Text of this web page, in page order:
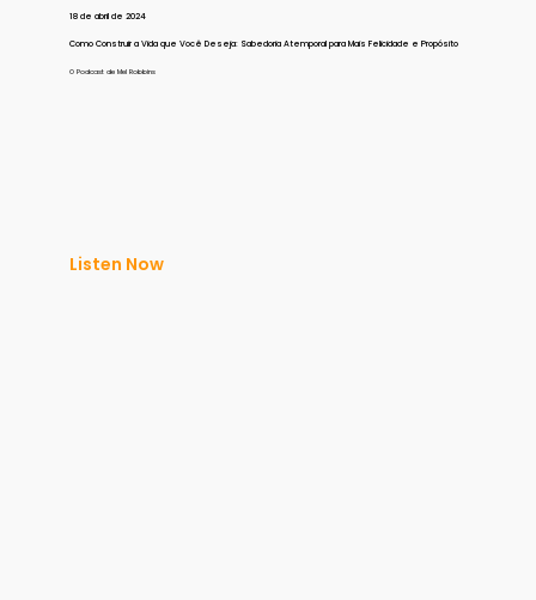
18 de abril de 2024
Como Construir a Vida que Você Deseja: Sabedoria Atemporal para Mais Felicidade e Propósito
O Podcast de Mel Robbins
Listen Now